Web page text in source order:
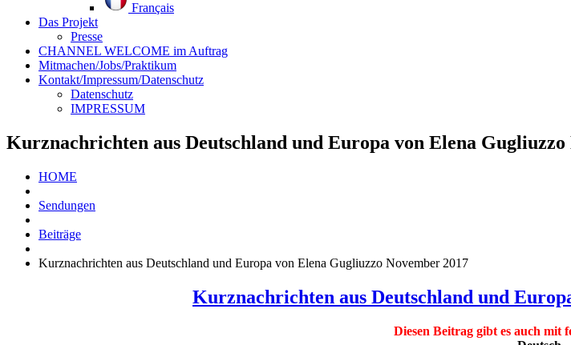
Français
Das Projekt
Presse
CHANNEL WELCOME im Auftrag
Mitmachen/Jobs/Praktikum
Kontakt/Impressum/Datenschutz
Datenschutz
IMPRESSUM
Kurznachrichten aus Deutschland und Europa von Elena Gugliuzzo
HOME
Sendungen
Beiträge
Kurznachrichten aus Deutschland und Europa von Elena Gugliuzzo November 2017
Kurznachrichten aus Deutschland und
Diesen Beitrag gibt es auch mit